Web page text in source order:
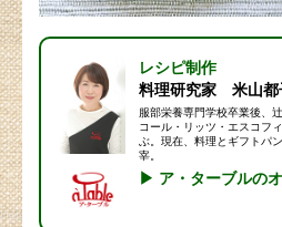
レシピ制作
料理研究家 米山都
服部栄養専門学校卒業後、
コール・リッツ・エスコフ
ぶ。現在、料理とギフトパ
宰。
▶ ア・ターブルの